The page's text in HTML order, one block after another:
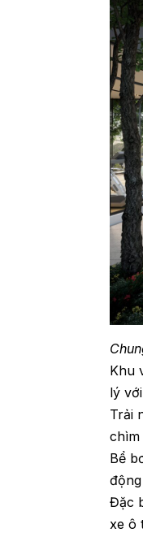
Khu
lý
Trải
Bể
Đặc
xe ô